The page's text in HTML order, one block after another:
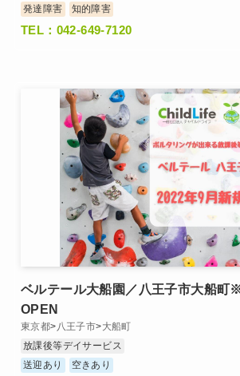
発達障害
知的障害
TEL：042-649-7120
ベルテール大船園／八王子市大船町
OPEN
東京都>八王子市>大船町
放課後等デイサービス
送迎あり
空きあり